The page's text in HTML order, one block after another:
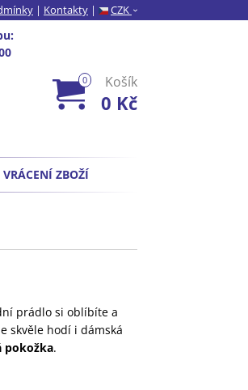
| Kontakty | CZK ›
Košík
0 Kč
0
:
ZBOŽÍ
prádlo si oblíbíte a
skvěle hodí i dámská
pokožka.